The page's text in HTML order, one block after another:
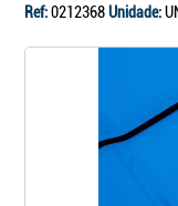
Ref:0212368Unidade: